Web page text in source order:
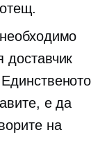
доставчик
е да
на